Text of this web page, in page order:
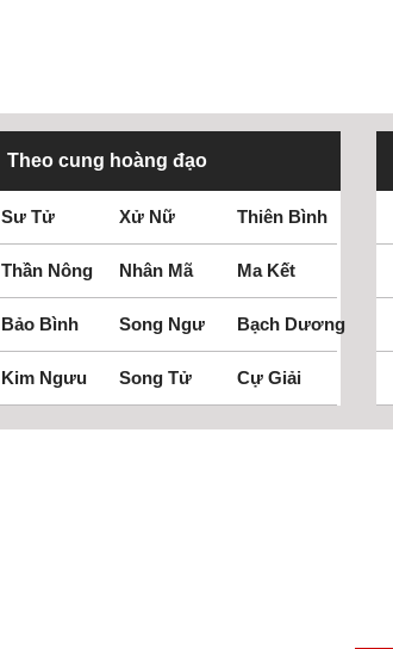
Theo cung hoàng đạo
Sư Tử Xử Nữ Thiên Bình
Thần Nông Nhân Mã Ma Kết
Bảo Bình Song Ngư Bạch Dương
Kim Ngưu Song Tử Cự Giải